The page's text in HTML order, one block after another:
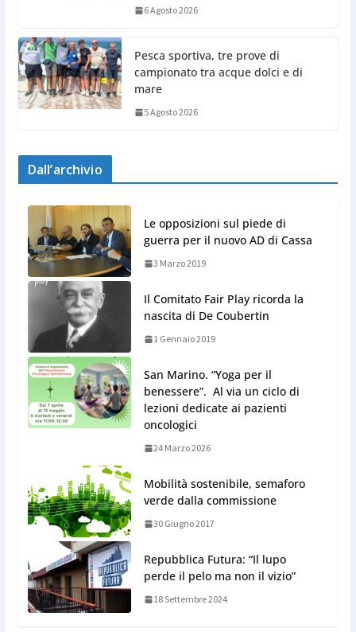
6 Agosto 2026
Pesca sportiva, tre prove di
campionato tra acque dolci e di
mare
5 Agosto 2026
Dall’archivio
Le opposizioni sul piede di
guerra per il nuovo AD di Cassa
3 Marzo 2019
Il Comitato Fair Play ricorda la
nascita di De Coubertin
1 Gennaio 2019
San Marino. “Yoga per il
benessere”. Al via un ciclo di
lezioni dedicate ai pazienti
oncologici
24 Marzo 2026
Mobilità sostenibile, semaforo
verde dalla commissione
30 Giugno 2017
Repubblica Futura: “Il lupo
perde il pelo ma non il vizio”
18 Settembre 2024